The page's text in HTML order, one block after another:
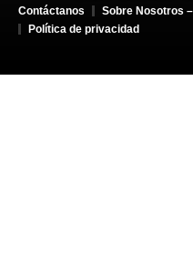
Contáctanos
Sobre Nosotros
Política de privacidad